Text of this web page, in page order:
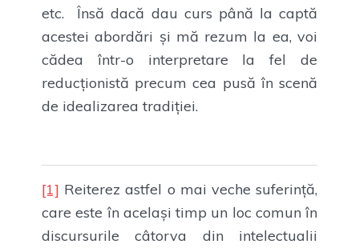
etc. Însă dacă dau curs până la captă
acestei abordări și mă rezum la ea, voi
cădea într-o interpretare la fel de
reducționistă precum cea pusă în scenă
de idealizarea tradiției.
[1] Reiterez astfel o mai veche suferință,
care este în același timp un loc comun în
discursurile câtorva din intelectualii